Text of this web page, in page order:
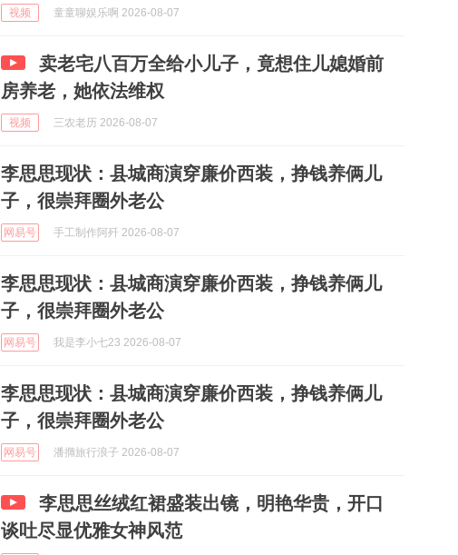
视频 童童聊娱乐啊 2026-08-07
卖老宅八百万全给小儿子，竟想住儿媳婚前
房养老，她依法维权
视频 三农老历 2026-08-07
李思思现状：县城商演穿廉价西装，挣钱养俩儿
子，很崇拜圈外老公
网易号 手工制作阿歼 2026-08-07
李思思现状：县城商演穿廉价西装，挣钱养俩儿
子，很崇拜圈外老公
网易号 我是李小七23 2026-08-07
李思思现状：县城商演穿廉价西装，挣钱养俩儿
子，很崇拜圈外老公
网易号 潘撱旅行浪子 2026-08-07
李思思丝绒红裙盛装出镜，明艳华贵，开口
谈吐尽显优雅女神风范